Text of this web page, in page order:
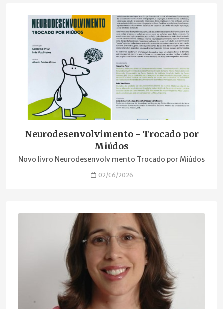
Neurodesenvolvimento - Trocado por
Miúdos
Novo livro Neurodesenvolvimento Trocado por Miúdos
02/06/2026